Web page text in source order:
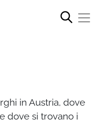
in Austria, dove
dove si trovano i